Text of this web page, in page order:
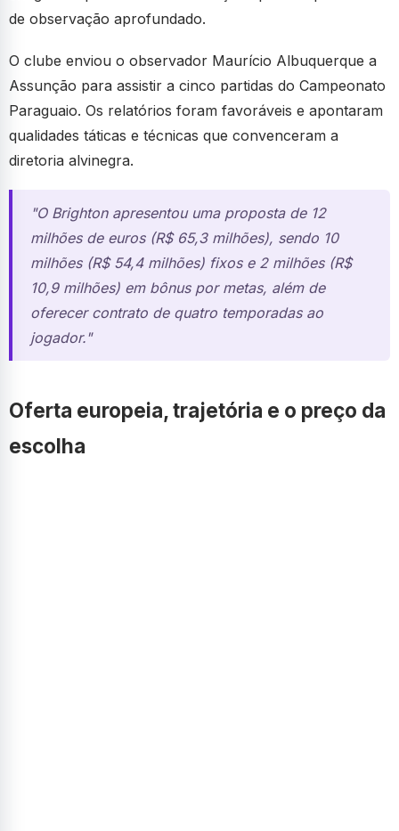
de observação aprofundado.
O clube enviou o observador Maurício Albuquerque a
Assunção para assistir a cinco partidas do Campeonato
Paraguaio. Os relatórios foram favoráveis e apontaram
qualidades táticas e técnicas que convenceram a
diretoria alvinegra.
"O Brighton apresentou uma proposta de 12
milhões de euros (R$ 65,3 milhões), sendo 10
milhões (R$ 54,4 milhões) fixos e 2 milhões (R$
10,9 milhões) em bônus por metas, além de
oferecer contrato de quatro temporadas ao
jogador."
Oferta europeia, trajetória e o preço da
escolha